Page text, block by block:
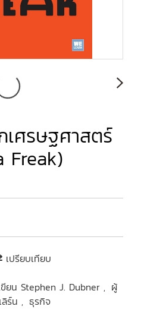
ศรษฐศาสตร์
Freak)
เปรียบเทียบ
ขียน Stephen J. Dubner , ผู้
ลิร์น , ธุรกิจ